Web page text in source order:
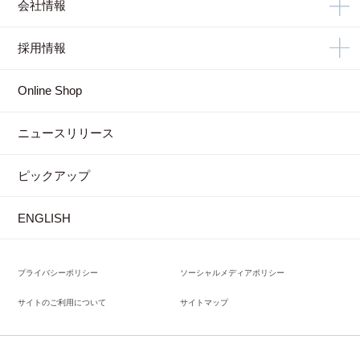
会社情報
採用情報
Online Shop
ニュースリリース
ピックアップ
ENGLISH
プライバシーポリシー ソーシャルメディアポリシー
サイトのご利用について サイトマップ